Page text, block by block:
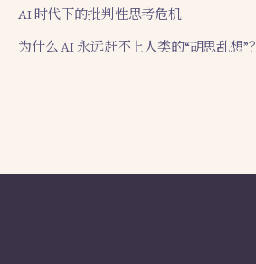
AI 时代下的批判性思考危机
为什么 AI 永远赶不上人类的“胡思乱想”？